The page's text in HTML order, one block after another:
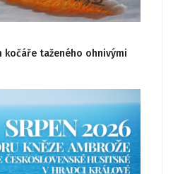
kočáře taženého ohnivými